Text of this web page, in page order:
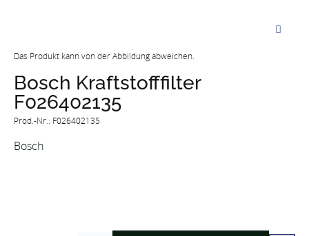
Das Produkt kann von der Abbildung abweichen.
Bosch Kraftstofffilter
F026402135
Prod.-Nr.: F026402135
Bosch